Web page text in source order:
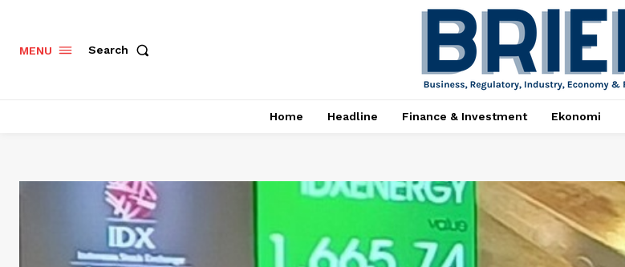
MENU Search
Home Headline Finance & Investment Ekonomi